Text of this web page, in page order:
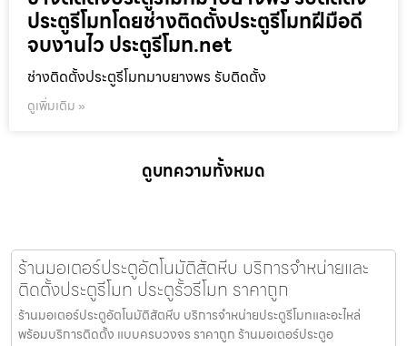
ประตูรีโมทโดยช่างติดตั้งประตูรีโมทฝีมือดี
จบงานไว ประตูรีโมท.net
ช่างติดตั้งประตูรีโมทมาบยางพร รับติดตั้ง
ดูเพิ่มเติม »
ดูบทความทั้งหมด
ร้านมอเตอร์ประตูอัตโนมัติสัตหีบ บริการจำหน่ายและ
ติดตั้งประตูรีโมท ประตูรั้วรีโมท ราคาถูก
ร้านมอเตอร์ประตูอัตโนมัติสัตหีบ บริการจำหน่ายประตูรีโมทและอะไหล่
พร้อมบริการติดตั้ง แบบครบวงจร ราคาถูก ร้านมอเตอร์ประตูอ